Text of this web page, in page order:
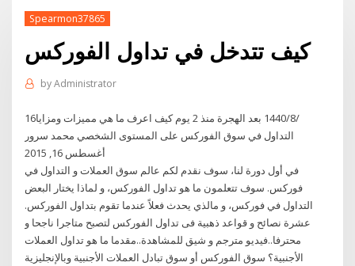
Spearmon37865
كيف تتدخل في تداول الفوركس
byAdministrator
16‏‏/8‏‏/1440 بعد الهجرة منذ 2 يوم كيف اعرف ما هي مميزات ومزايا
التداول في سوق الفوركس على المستوى الشخصي محمد سرور
أغسطس 16, 2015
في أول دورة لنا، سوف نقدم لكم عالم سوق العملات و التداول في
فوركس. سوف تتعلمون ما هو تداول الفوركس، و لماذا يختار البعض
التداول في فوركس، و مالذي يحدث فعلاً عندما تقوم بتداول الفوركس.
عشرة نصائح و قواعد ذهبية فى تداول الفوركس لتصبح متاجرا ناجحا و
محترفا..فيديو مترجم و شيق للمشاهدة..مقدما ما هو تداول العملات
الأجنبية؟ سوق الفوركس أو سوق تبادل العملات الأجنبية وبالإنجليزية